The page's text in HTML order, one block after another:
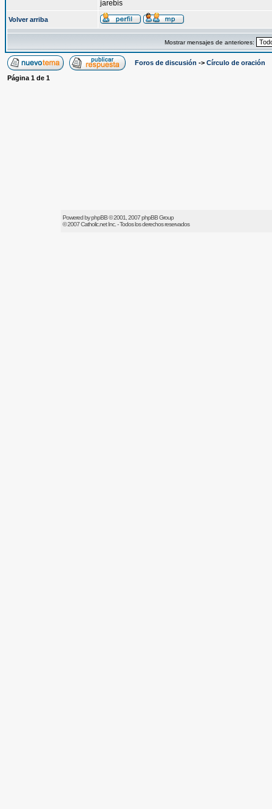
jarebis
Volver arriba
Mostrar mensajes de anteriores:
Foros de discusión -> Círculo de oración
Página 1 de 1
Powered byphpBB© 2001, 2007 phpBB Group
© 2007Catholic.netInc. - Todos los derechos reservados